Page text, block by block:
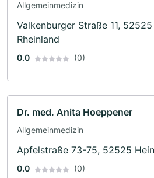
Allgemeinmedizin
Valkenburger Straße 11,
Rheinland
0.0 (0)
Dr. med. Anita Hoeppener
Allgemeinmedizin
Apfelstraße 73-75, 52525
0.0 (0)